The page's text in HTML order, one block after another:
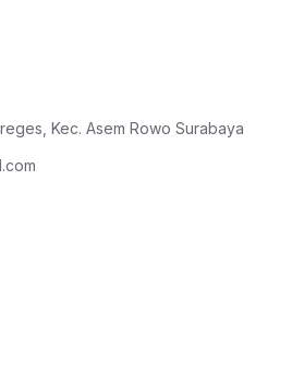
Kec. Asem Rowo Surabaya